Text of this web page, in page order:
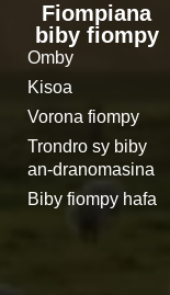
Fiompiana
biby fiompy
Omby
Kisoa
Vorona fiompy
Trondro sy biby
an-dranomasina
Biby fiompy hafa